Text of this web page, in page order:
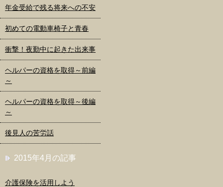
年金受給で残る将来への不安
初めての電動車椅子と青春
衝撃！夜勤中に起きた出来事
ヘルパーの資格を取得～前編
～
ヘルパーの資格を取得～後編
～
後見人の苦労話
2015年4月の記事
介護保険を活用しよう